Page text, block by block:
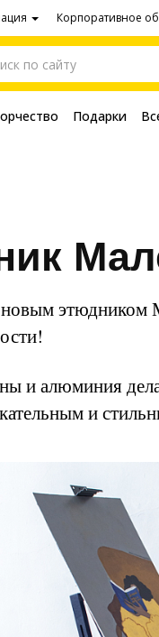
Корпоративное
Подарки
новым этюдником
и алюминия
и